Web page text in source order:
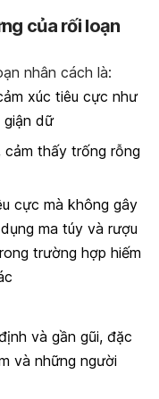
của rối loạn
nhân cách là:
xúc tiêu cực như
giận dữ
cảm thấy trống rỗng
cực mà không gây
ma túy và rượu
trường hợp hiếm
và gần gũi, đặc
và những người